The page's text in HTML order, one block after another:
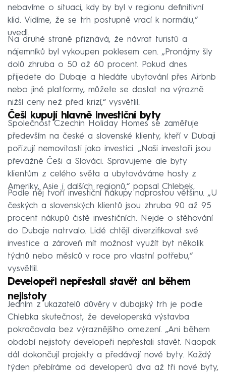
nebavíme o situaci, kdy by byl v regionu definitivní
klid. Vidíme, že se trh postupně vrací k normálu,“
uvedl.
Na druhé straně přiznává, že návrat turistů a
nájemníků byl vykoupen poklesem cen. „Pronájmy šly
dolů zhruba o 50 až 60 procent. Pokud dnes
přijedete do Dubaje a hledáte ubytování přes Airbnb
nebo jiné platformy, můžete se dostat na výrazně
nižší ceny než před krizí,“ vysvětlil.
Češi kupují hlavně investiční byty
Společnost Czechin Holiday Homes se zaměřuje
především na české a slovenské klienty, kteří v Dubaji
pořizují nemovitosti jako investici. „Naši investoři jsou
převážně Češi a Slováci. Spravujeme ale byty
klientům z celého světa a ubytováváme hosty z
Ameriky, Asie i dalších regionů,“ popsal Chlebek.
Podle něj tvoří investiční nákupy naprostou většinu. „U
českých a slovenských klientů jsou zhruba 90 až 95
procent nákupů čistě investičních. Nejde o stěhování
do Dubaje natrvalo. Lidé chtějí diverzifikovat své
investice a zároveň mít možnost využít byt několik
týdnů nebo měsíců v roce pro vlastní potřebu,“
vysvětlil.
Developeři nepřestali stavět ani během
nejistoty
Jedním z ukazatelů důvěry v dubajský trh je podle
Chlebka skutečnost, že developerská výstavba
pokračovala bez výraznějšího omezení. „Ani během
období nejistoty developeři nepřestali stavět. Naopak
dál dokončují projekty a předávají nové byty. Každý
týden přebíráme od developerů dva až tři nové byty,